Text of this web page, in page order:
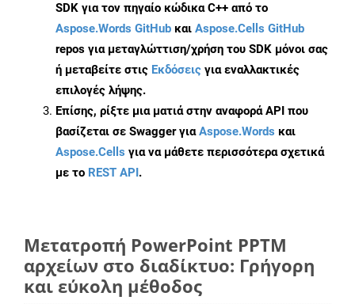
SDK για τον πηγαίο κώδικα C++ από το
Aspose.Words GitHub και Aspose.Cells GitHub
repos για μεταγλώττιση/χρήση του SDK μόνοι σας
ή μεταβείτε στις Εκδόσεις για εναλλακτικές
επιλογές λήψης.
Επίσης, ρίξτε μια ματιά στην αναφορά API που
βασίζεται σε Swagger γιαAspose.Words και
Aspose.Cells για να μάθετε περισσότερα σχετικά
με το REST API.
Μετατροπή PowerPoint PPTM
αρχείων στο διαδίκτυο: Γρήγορη
και εύκολη μέθοδος